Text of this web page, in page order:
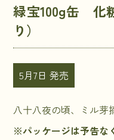
緑宝100g缶 化
り）
5月7日 発売
八十八夜の頃、ミル芽
※パッケージは予告な